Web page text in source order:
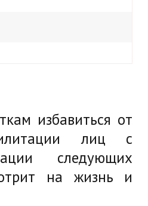
избавиться от
лиц с
следующих
на жизнь и